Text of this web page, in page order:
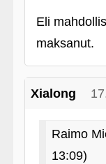
Eli
maksanut.
Xialong
Raimo
13:09)